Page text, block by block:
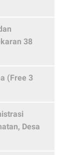
38
(Free 3
Desa